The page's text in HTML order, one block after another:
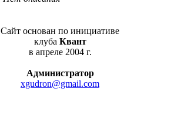
Сайт основан по инициативе
клуба Квант
в апреле 2004 г.
Администратор
xgudron@gmail.com